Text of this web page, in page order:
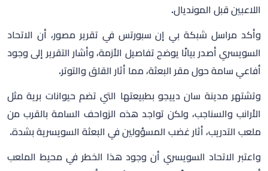
اللاعبين قبل المونديال.
وأكد مراسل شبكة بي إن سبورتس في تقرير مصور، أن الاتحاد
السويسري أصدر بيانًا يوضح تفاصيل الأزمة، وأشار التقرير إلى وجود
أفاعي سامة حول مقر البعثة، مما أثار القلق والتوتر.
وتشتهر مدينة سان دييجو بطبيعتها التي تضم حيوانات برية مثل
الأرانب والسناجب، ولكن تواجد هذه الزواحف السامة بالقرب من
ملعب التدريب، أثار غضب المسؤولين في البعثة السويسرية بشدة.
واعتبر الاتحاد السويسري أن وجود هذا الخطر في محيط الملعب